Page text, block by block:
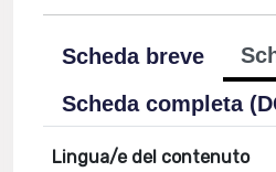
Scheda breve
Scheda completa
Lingua/e del contenuto